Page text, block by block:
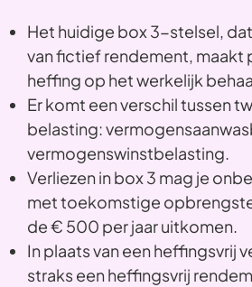
Het huidige box 3-stelsel,
van fictief rendement, maakt
heffing op het werkelijk
Er komt een verschil tussen
belasting:
vermogenswinstbelasting.
Verliezen in box 3 mag je
met toekomstige
de € 500 per jaar uitkomen.
In plaats van een heffingsvrij
straks een heffingsvrij